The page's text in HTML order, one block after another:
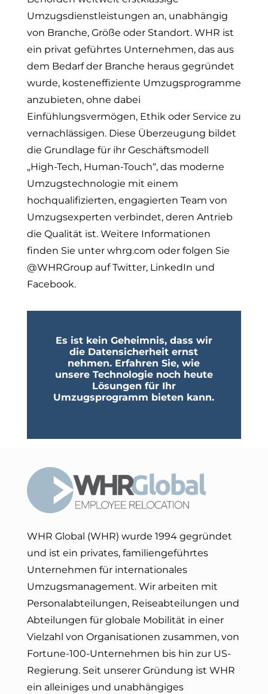
Umzugsdienstleistungen an, unabhängig
von Branche, Größe oder Standort. WHR ist
ein privat geführtes Unternehmen, das aus
dem Bedarf der Branche heraus gegründet
wurde, kosteneffiziente Umzugsprogramme
anzubieten, ohne dabei
Einfühlungsvermögen, Ethik oder Service zu
vernachlässigen. Diese Überzeugung bildet
die Grundlage für ihr Geschäftsmodell
„High-Tech, Human-Touch“, das moderne
Umzugstechnologie mit einem
hochqualifizierten, engagierten Team von
Umzugsexperten verbindet, deren Antrieb
die Qualität ist. Weitere Informationen
finden Sie unter whrg.com oder folgen Sie
@WHRGroup auf Twitter, LinkedIn und
Facebook.
Es ist kein Geheimnis, dass wir
die Datensicherheit ernst
nehmen. Erfahren Sie, wie
unsere Technologie noch heute
Lösungen für Ihr
Umzugsprogramm bieten kann.
WHR Global (WHR) wurde 1994 gegründet
und ist ein privates, familiengeführtes
Unternehmen für internationales
Umzugsmanagement. Wir arbeiten mit
Personalabteilungen, Reiseabteilungen und
Abteilungen für globale Mobilität in einer
Vielzahl von Organisationen zusammen, von
Fortune-100-Unternehmen bis hin zur US-
Regierung. Seit unserer Gründung ist WHR
ein alleiniges und unabhängiges